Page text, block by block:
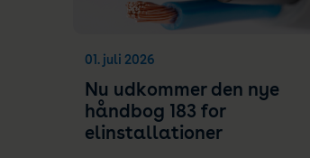
01. juli 2026
Nu udkommer den nye
håndbog 183 for
elinstallationer